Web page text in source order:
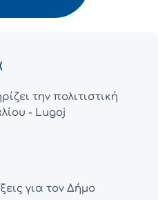
την πολιτιστική
- Lugoj
για τον Δήμο